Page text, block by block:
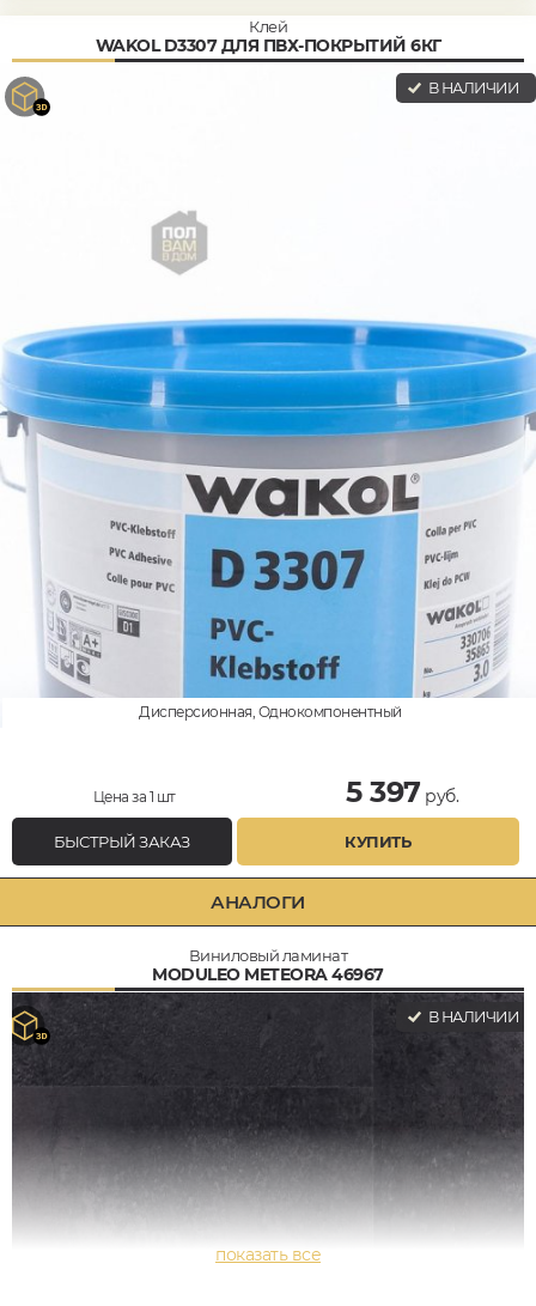
Клей
WAKOL D3307 ДЛЯ ПВХ-ПОКРЫТИЙ 6КГ
В НАЛИЧИИ
Дисперсионная, Однокомпонентный
Цена за 1 шт 5 397 руб.
БЫСТРЫЙ ЗАКАЗ КУПИТЬ
АНАЛОГИ
Виниловый ламинат
MODULEO METEORA 46967
В НАЛИЧИИ